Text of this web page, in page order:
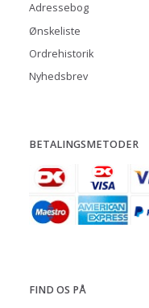
Adressebog
Ønskeliste
Ordrehistorik
Nyhedsbrev
BETALINGSMETODER
FIND OS PÅ